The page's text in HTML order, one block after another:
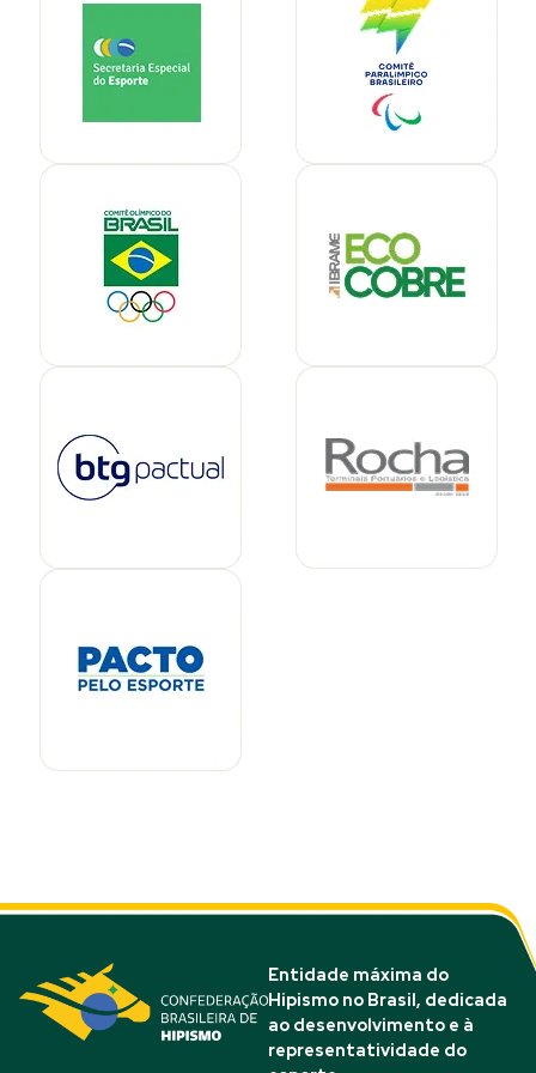
Entidade máxima do
Hipismo no Brasil, dedicada
ao desenvolvimento e à
representatividade do